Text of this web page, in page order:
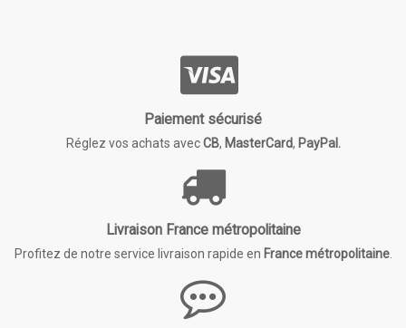
Paiement sécurisé
Réglez vos achats avecCB, MasterCard, PayPal.
Livraison France métropolitaine
Profitez de notre service livraison rapide en France métropolitaine.